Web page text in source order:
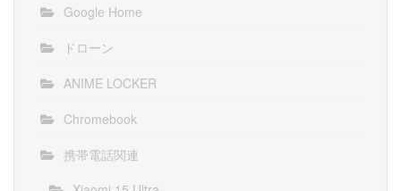
Google Home
ドローン
ANIME LOCKER
Chromebook
携帯電話関連